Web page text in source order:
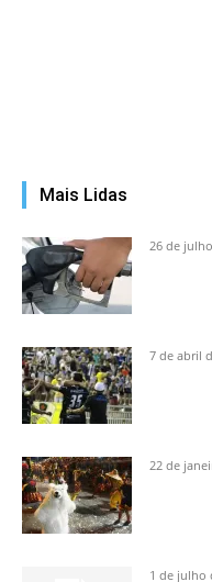
Mais Lidas
26 de
7 de abril
22 de
1 de julho